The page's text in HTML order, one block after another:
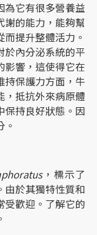
為它有很多營養益
謝的能力，能夠幫
提升整體活力。
於內分泌系統的平
影響，這使得它在
持保護力方面，牛
，抵抗外來病原體
保持良好狀態。因
，標示了
由於其獨特性質和
受歡迎。了解它的